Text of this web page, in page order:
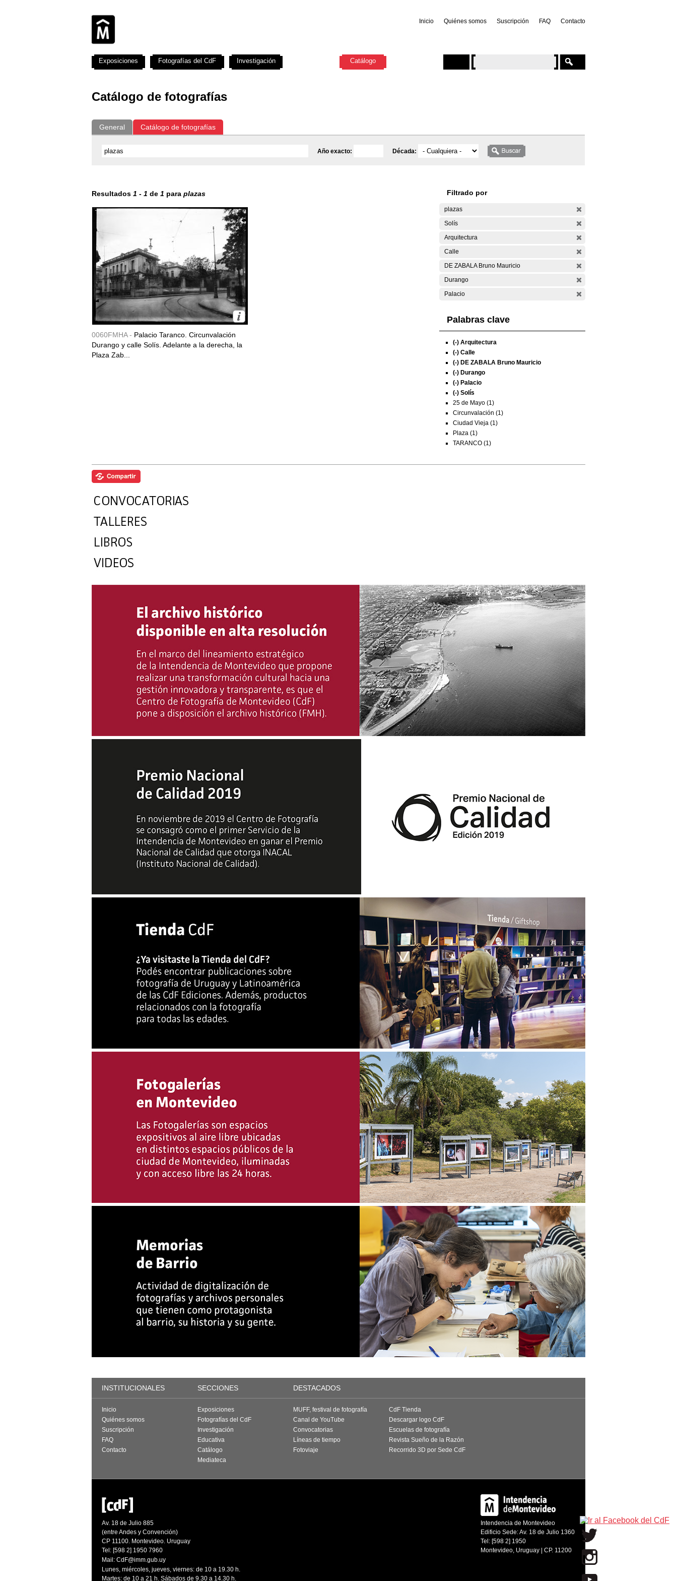
Inicio Quiénes somos Suscripción FAQ Contacto
Catálogo de fotografías
General Catálogo de fotografías
Año exacto: Década:
Resultados 1 - 1 de 1 para plazas
0060FMHA - Palacio Taranco. Circunvalación
Durango y calle Solís. Adelante a la derecha, la
Plaza Zab...
Filtrado por
plazas
Solís
Arquitectura
Calle
DE ZABALA Bruno Mauricio
Durango
Palacio
Palabras clave
(-) Arquitectura
(-) Calle
(-) DE ZABALA Bruno Mauricio
(-) Durango
(-) Palacio
(-) Solís
25 de Mayo (1)
Circunvalación (1)
Ciudad Vieja (1)
Plaza (1)
TARANCO (1)
Exposiciones Fotografías del CdF Investigación Catálogo
INSTITUCIONALES SECCIONES DESTACADOS
Inicio
Quiénes somos
Suscripción
FAQ
Contacto
Exposiciones
Fotografías del CdF
Investigación
Educativa
Catálogo
Mediateca
MUFF, festival de fotografía
Canal de YouTube
Convocatorias
Líneas de tiempo
Fotoviaje
CdF Tienda
Descargar logo CdF
Escuelas de fotografía
Revista Sueño de la Razón
Recorrido 3D por Sede CdF
Av. 18 de Julio 885
(entre Andes y Convención)
CP 11100. Montevideo. Uruguay
Tel: [598 2] 1950 7960
Mail: CdF@imm.gub.uy
Lunes, miércoles, jueves, viernes: de 10 a 19.30 h.
Martes: de 10 a 21 h. Sábados de 9.30 a 14.30 h.
Intendencia de Montevideo
Edificio Sede: Av. 18 de Julio 1360
Tel: [598 2] 1950
Montevideo, Uruguay | CP. 11200